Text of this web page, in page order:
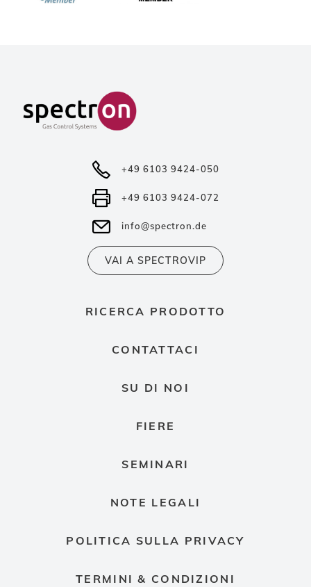
+49 6103 9424-050
+49 6103 9424-072
info@spectron.de
VAI A SPECTROVIP
RICERCA PRODOTTO
CONTATTACI
SU DI NOI
FIERE
SEMINARI
NOTE LEGALI
POLITICA SULLA PRIVACY
TERMINI & CONDIZIONI